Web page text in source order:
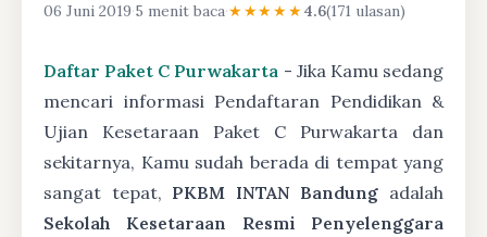
06 Juni 2019·5 menit baca·★★★★★4.6(171 ulasan)
Daftar Paket C Purwakarta - Jika Kamu sedang
mencari informasi Pendaftaran Pendidikan &
Ujian Kesetaraan Paket C Purwakarta dan
sekitarnya, Kamu sudah berada di tempat yang
sangat tepat, PKBM INTAN Bandung adalah
Sekolah Kesetaraan Resmi Penyelenggara